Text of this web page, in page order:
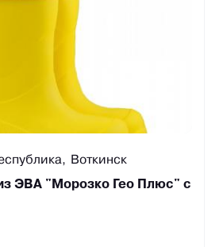
Воткинск
ЭВА "Морозко Гео Плюс" с